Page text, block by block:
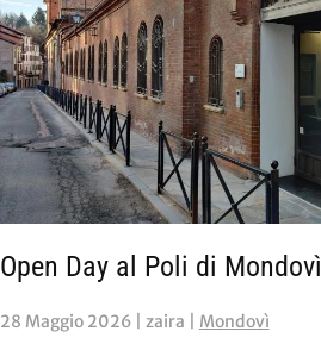
Open Day al Poli di Mondovì
28 Maggio 2026| zaira | Mondovì